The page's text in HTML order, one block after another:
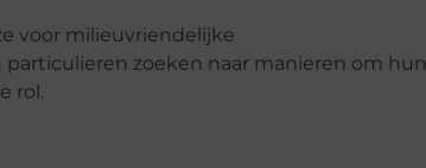
voor milieuvriendelijke
zoeken naar manieren om hun
rol.